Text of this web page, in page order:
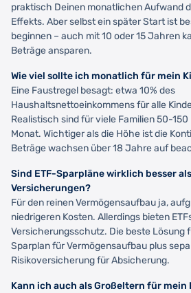
praktisch Deinen monatlichen Aufwand
Effekts. Aber selbst ein später Start ist
beginnen – auch mit 10 oder 15 Jahren
Beträge ansparen.
Wie viel sollte ich monatlich für mein
Eine Faustregel besagt: etwa 10% des
Haushaltsnettoeinkommens für alle
Realistisch sind für viele Familien 50-150
Monat. Wichtiger als die Höhe ist die
Beträge wachsen über 18 Jahre auf
Sind ETF-Sparpläne wirklich besser
Versicherungen?
Für den reinen Vermögensaufbau ja,
niedrigeren Kosten. Allerdings bieten
Versicherungsschutz. Die beste Lösung
Sparplan für Vermögensaufbau plus
Risikoversicherung für Absicherung.
Kann ich auch als Großeltern für